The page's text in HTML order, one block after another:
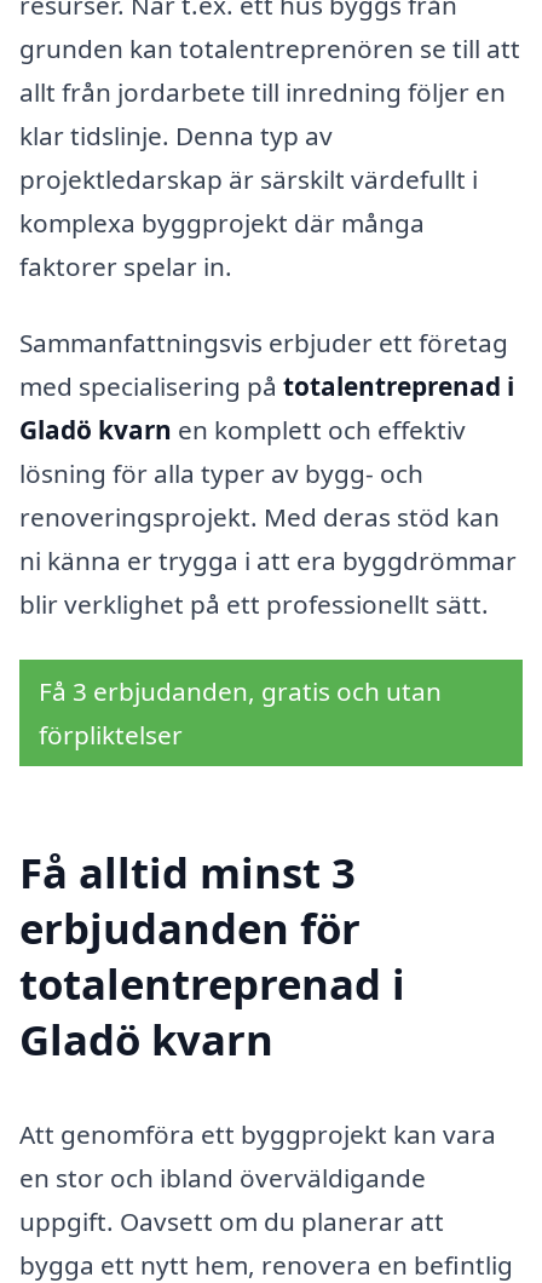
grunden kan totalentreprenören se till att
allt från jordarbete till inredning följer en
klar tidslinje. Denna typ av
projektledarskap är särskilt värdefullt i
komplexa byggprojekt där många
faktorer spelar in.
Sammanfattningsvis erbjuder ett företag
med specialisering på totalentreprenad i
Gladö kvarn en komplett och effektiv
lösning för alla typer av bygg- och
renoveringsprojekt. Med deras stöd kan
ni känna er trygga i att era byggdrömmar
blir verklighet på ett professionellt sätt.
Få 3 erbjudanden, gratis och utan
förpliktelser
Få alltid minst 3
erbjudanden för
totalentreprenad i
Gladö kvarn
Att genomföra ett byggprojekt kan vara
en stor och ibland överväldigande
uppgift. Oavsett om du planerar att
bygga ett nytt hem, renovera en befintlig